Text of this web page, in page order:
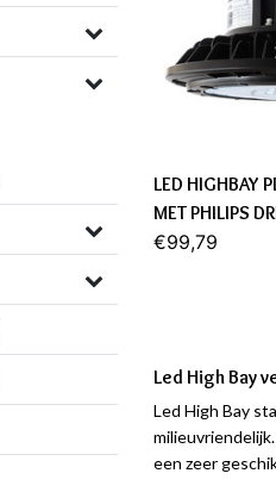
LED HIGHBAY
MET PHILIPS
€99,79
Led High Bay
Led High Bay
een zeer